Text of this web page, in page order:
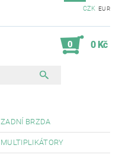
CZK EUR
0 0 Kč
ZADNÍ BRZDA
MULTIPLIKÁTORY